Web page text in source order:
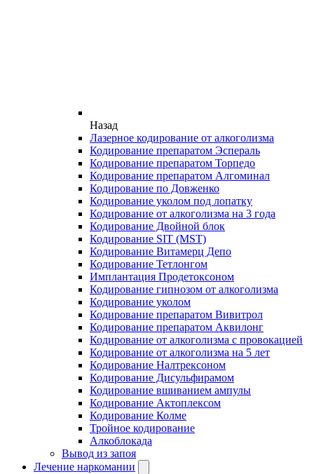
Назад
Лазерное кодирование от алкоголизма
Кодирование препаратом Эспераль
Кодирование препаратом Торпедо
Кодирование препаратом Алгоминал
Кодирование по Довженко
Кодирование уколом под лопатку
Кодирование от алкоголизма на 3 года
Кодирование Двойной блок
Кодирование SIT (MST)
Кодирование Витамерц Депо
Кодирование Тетлонгом
Имплантация Продетоксоном
Кодирование гипнозом от алкоголизма
Кодирование уколом
Кодирование препаратом Вивитрол
Кодирование препаратом Аквилонг
Кодирование от алкоголизма с провокацией
Кодирование от алкоголизма на 5 лет
Кодирование Налтрексоном
Кодирование Дисульфирамом
Кодирование вшиванием ампулы
Кодирование Актоплексом
Кодирование Колме
Тройное кодирование
Алкоблокада
Вывод из запоя
Лечение наркомании